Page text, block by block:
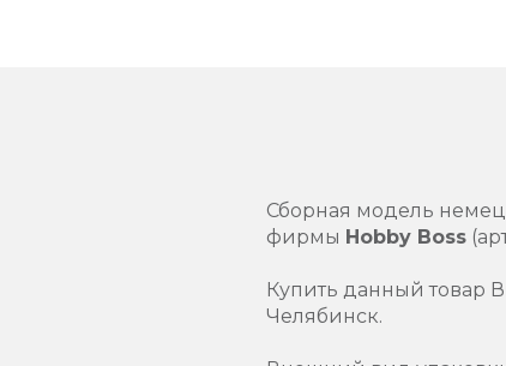
Сборная модель
фирмы Hobby Boss
Купить данный товар
Челябинск.